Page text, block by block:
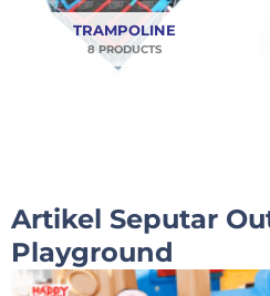
TRAMPOLINE
8 PRODUCTS
Artikel Seputar
Playground